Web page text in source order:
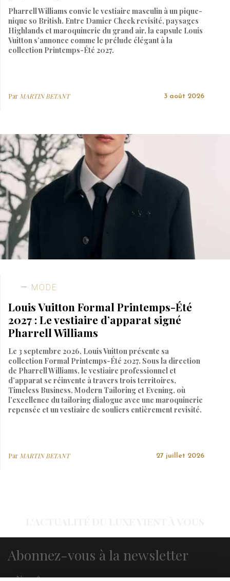
Pharrell Williams convie le vestiaire masculin à un pique-
nique so British. Entre Damier Check revisité, paysages
Highlands et maroquinerie du grand air, la capsule Louis
Vuitton s’annonce comme le prélude élégant à la
collection Printemps-Été 2027.
Par MARTIN BETANT 3 août 2026
MODE
Louis Vuitton Formal Printemps-Été
2027 : Le vestiaire d’apparat signé
Pharrell Williams
Le 3 septembre 2026, Louis Vuitton présente sa
collection Formal Printemps-Été 2027. Sous la direction
de Pharrell Williams, le vestiaire professionnel et
d’apparat se réinvente à travers trois territoires,
Timeless Business, Modern Tailoring et Evening, où
l’excellence du tailoring dialogue avec une maroquinerie
repensée et un vestiaire de souliers entièrement revisité.
Par MARTIN BETANT 27 juillet 2026
Abonnez-vous à la newsletter